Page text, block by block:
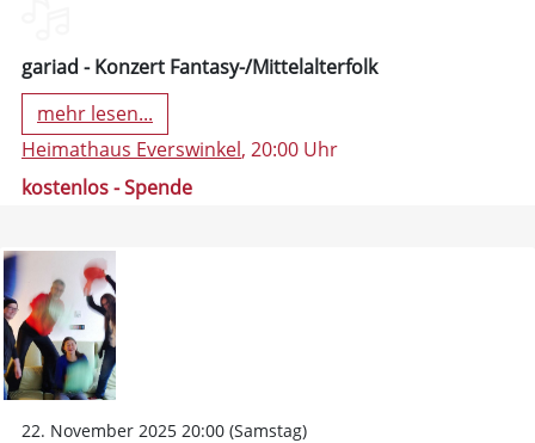
gariad - Konzert Fantasy-/Mittelalterfolk
mehr lesen...
Heimathaus Everswinkel, 20:00 Uhr
kostenlos - Spende
22. November 2025 20:00 (Samstag)